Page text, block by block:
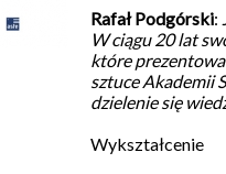
Rafał Podgórski:
W ciągu 20 lat
które
sztuce Akademii
dzielenie się
Wykształcenie